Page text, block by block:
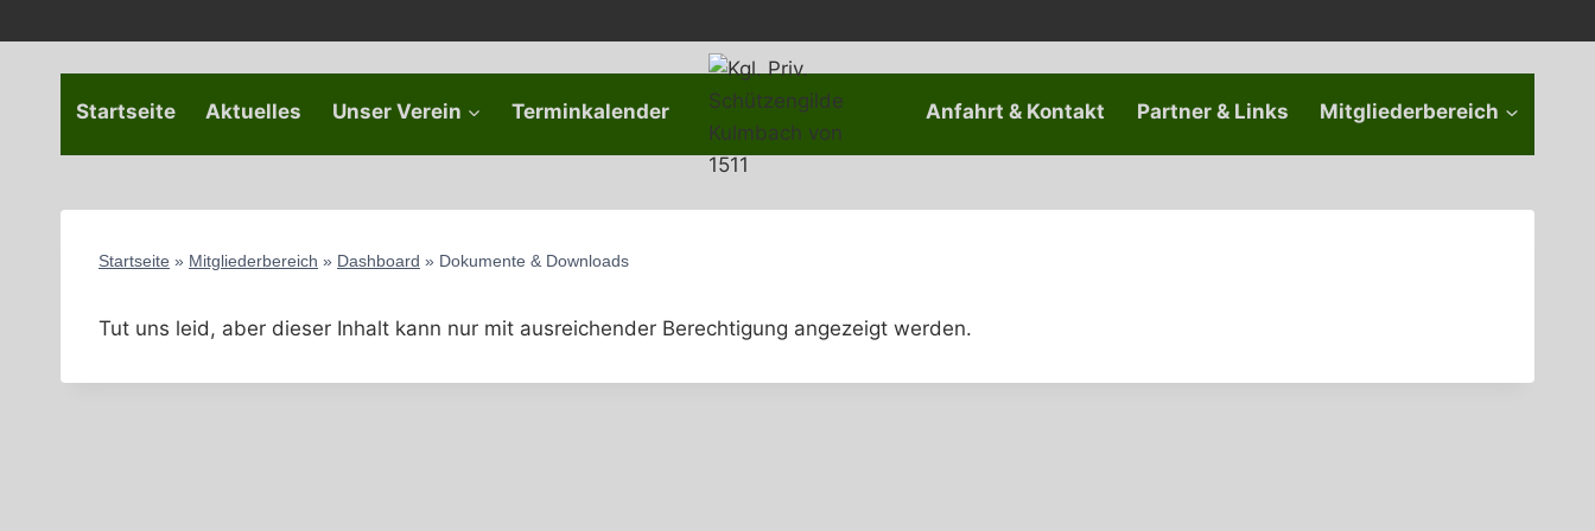
Inhalt
springen
Startseite
Aktuelles Unser Verein Terminkalender Anfahrt & Kontakt Partner & Links Mitgliederbereich
Startseite » Mitgliederbereich » Dashboard » Dokumente & Downloads
Tut uns leid, aber dieser Inhalt kann nur mit ausreichender Berechtigung angezeigt werden.